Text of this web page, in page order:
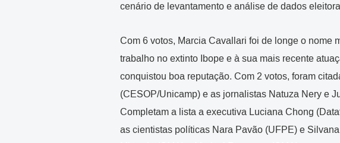
cenário de levantamento e análise de dados
Com 6 votos, Marcia Cavallari foi de longe o nome
trabalho no extinto Ibope e à sua mais recente
conquistou boa reputação. Com 2 votos, foram
(CESOP/Unicamp) e as jornalistas Natuza Nery e
Completam a lista a executiva Luciana Chong
as cientistas políticas Nara Pavão (UFPE) e